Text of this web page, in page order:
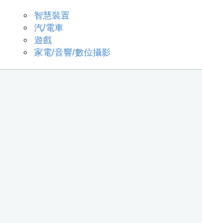
智慧裝置
汽/電車
遊戲
家電/音響/數位攝影